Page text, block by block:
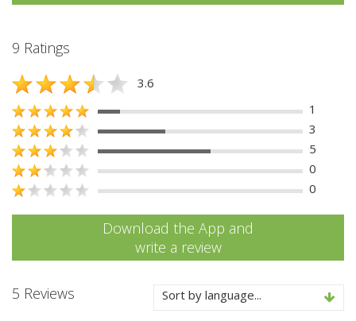
9 Ratings
3.6
1
3
5
0
0
Download the App and
write a review
5 Reviews Sort by language...